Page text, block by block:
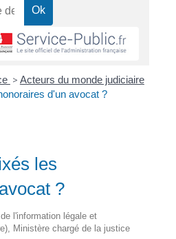
> Acteurs du monde judiciaire
d'un avocat ?
les
?
l'information légale et
Ministère chargé de la justice